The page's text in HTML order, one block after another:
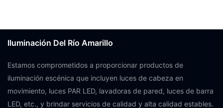
Iluminación Del Río Amarillo
Estamos comprometidos a proporcionar productos de
iluminación escénica que incluyen luces de cabeza en
movimiento, luces PAR LED, lavadoras de pared, luces de barra
LED, etc., y brindar servicios de calidad y alta calidad estables.